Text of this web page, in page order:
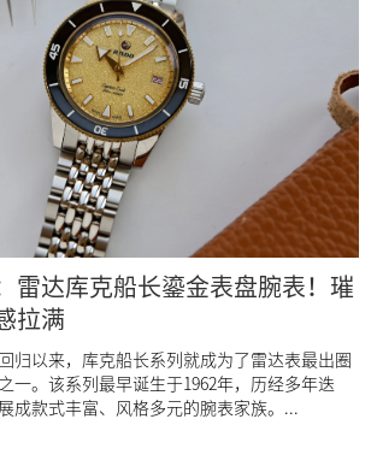
雷达库克船长鎏金表盘腕表！璀
拉满
归以来，库克船长系列就成为了雷达表最出圈
一。该系列最早诞生于1962年，历经多年迭
成款式丰富、风格多元的腕表家族。...